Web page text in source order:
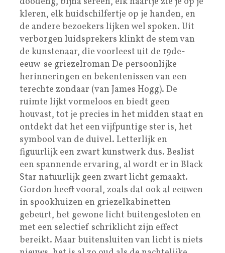
kleren, elk huidschilfertje op je handen, en
de andere bezoekers lijken wel spoken. Uit
verborgen luidsprekers klinkt de stem van
de kunstenaar, die voorleest uit de 19de-
eeuw-se griezelroman De persoonlijke
herinneringen en bekentenissen van een
terechte zondaar (van James Hogg). De
ruimte lijkt vormeloos en biedt geen
houvast, tot je precies in het midden staat en
ontdekt dat het een vijfpuntige ster is, het
symbool van de duivel. Letterlijk en
figuurlijk een zwart kunstwerk dus. Beslist
een spannende ervaring, al wordt er in Black
Star natuurlijk geen zwart licht gemaakt.
Gordon heeft vooral, zoals dat ook al eeuwen
in spookhuizen en griezelkabinetten
gebeurt, het gewone licht buitengesloten en
met een selectief schriklicht zijn effect
bereikt. Maar buitensluiten van licht is niets